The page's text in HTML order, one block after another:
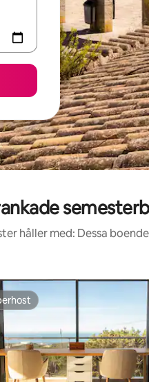
håller med: Dessa